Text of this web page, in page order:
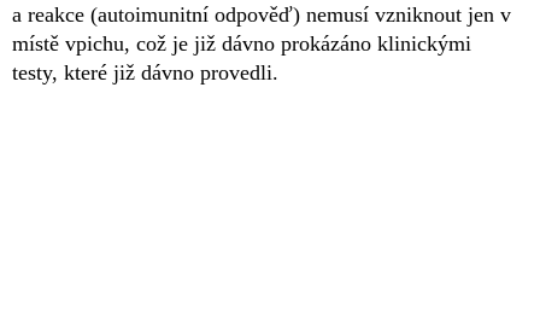
a reakce (autoimunitní odpověď) nemusí vzniknout jen v
místě vpichu, což je již dávno prokázáno klinickými
testy, které již dávno provedli.